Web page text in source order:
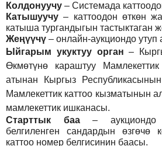
Колдонуучу – Системада
Катышуучу – каттоодон өткөн
катыша тургандыгын тастыктаган
Жеңүүчү – онлайн-аукциондо утуп
Ыйгарым укуктуу орган –
Өкмөтүнө караштуу
атынан Кыргыз
Мамлекеттик каттоо кызматынын
мамлекеттик ишканасы.
Старттык баа–
белгиленген сандардын өзгөчө
каттоо номер белгисинин баасы.